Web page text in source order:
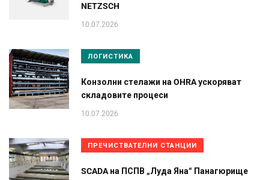
NETZSCH
10.07.2026
ЛОГИСТИКА
Конзолни стелажи на OHRA ускоряват
складовите процеси
10.07.2026
ПРЕЧИСТВАТЕЛНИ СТАНЦИИ
SCADA на ПСПВ „Луда Яна“ Панагюрище